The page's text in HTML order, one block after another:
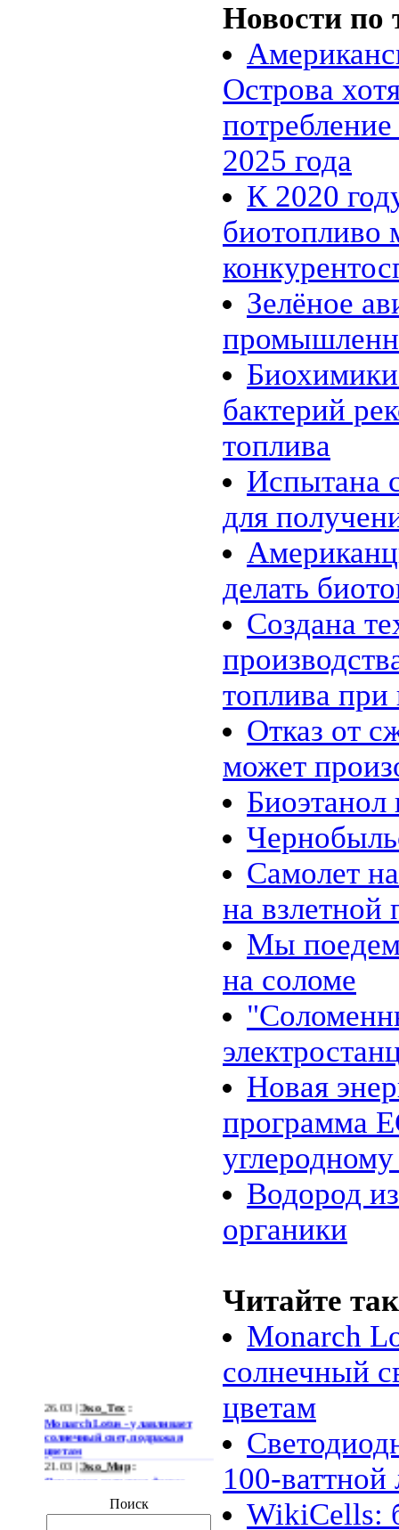
Monarch Lotus - улавливает
солнечный свет, подражая
цветам
21.03 |Эко_Мир
Огромная ветряная ферма
отказаться от импорта энергии
19.03 |Эко_Мир:
Поиск
Новости по
Острова
2025 года
К 2020
биотопливо
Зелёное
бактерий
топлива
Испытана
для
делать
Создана
топлива
Отказ от
может
Самолет
на взлетной
Мы
на соломе
Новая
программа
Водород
органики
Читайте
Monarch
солнечный
цветам
100-
WikiCells: